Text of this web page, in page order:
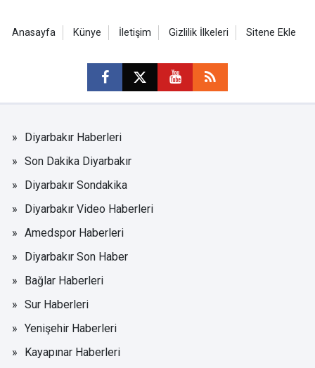
Anasayfa Künye İletişim Gizlilik İlkeleri Sitene Ekle
Diyarbakır Haberleri
Son Dakika Diyarbakır
Diyarbakır Sondakika
Diyarbakır Video Haberleri
Amedspor Haberleri
Diyarbakır Son Haber
Bağlar Haberleri
Sur Haberleri
Yenişehir Haberleri
Kayapınar Haberleri